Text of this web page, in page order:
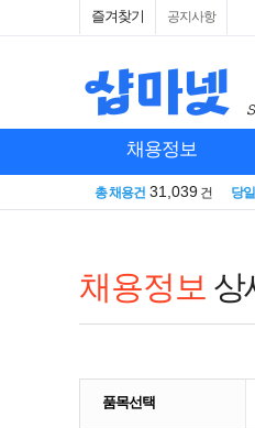
즐겨찾기 공지사항
채용정보
총 채용건 31,039 건 당
채용정보 상
품목선택